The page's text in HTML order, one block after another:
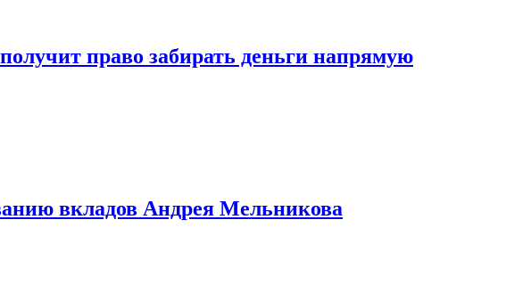
право забирать деньги напрямую
вкладов Андрея Мельникова